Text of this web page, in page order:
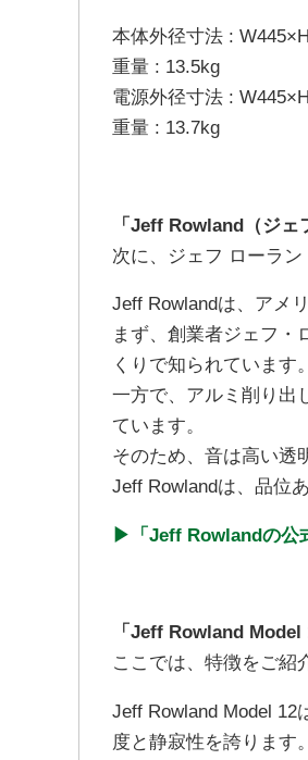
本体外径寸法 :
重量 : 13.5kg
電源外径寸法 :
重量 : 13.7kg
「Jeff Rowland（ジェ
次に、ジェフ ローラン
Jeff Rowlandは、アメ
まず、創業者ジェフ・
くりで知られています。
一方で、アルミ削り出
ています。
そのため、音は高い透
Jeff Rowlandは、品位
▶︎「Jeff Rowlandの公
「Jeff Rowland Model
ここでは、特徴をご紹
Jeff Rowland Model 12
度と静寂性を誇ります